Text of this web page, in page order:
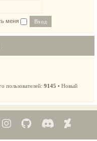
меня
пользователей: 9145 • Новый